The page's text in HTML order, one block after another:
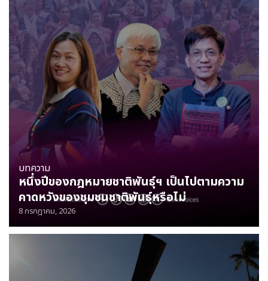
บทความ
หนึ่งปีของกฎหมายชาติพันธุ์ฯ เป็นไปตามความ
คาดหวังของชุมชนชาติพันธุ์หรือไม่
8 กรกฎาคม, 2026